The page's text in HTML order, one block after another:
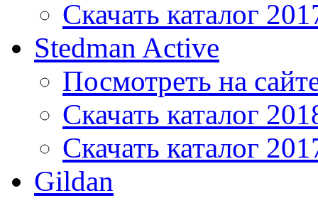
Скачать каталог
Stedman Active
Посмотреть на
Скачать каталог
Скачать каталог
Gildan